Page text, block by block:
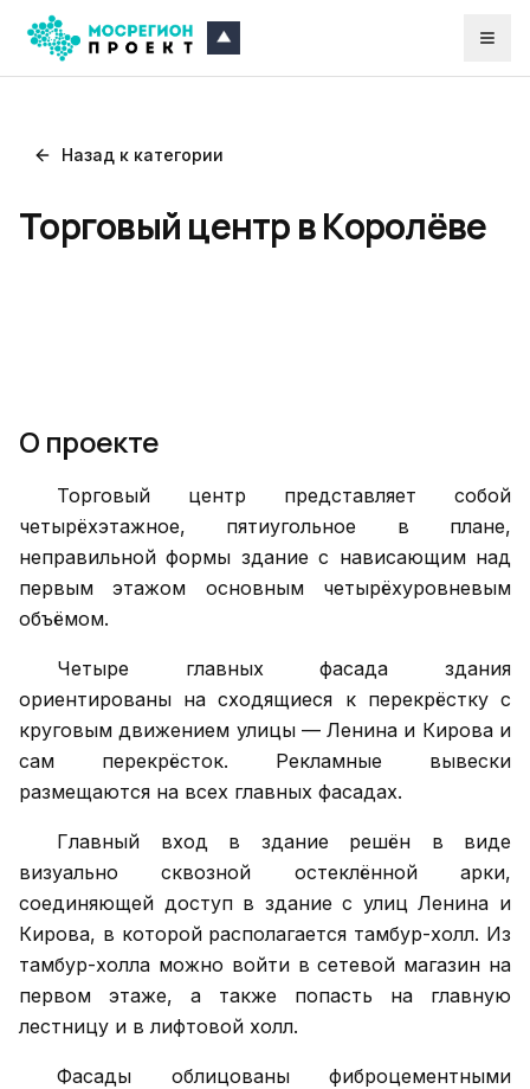
Назад к категории
Торговый центр в Королёве
О проекте
Торговый центр представляет собой
четырёхэтажное, пятиугольное в плане,
неправильной формы здание с нависающим над
первым этажом основным четырёхуровневым
объёмом.
Четыре главных фасада здания
ориентированы на сходящиеся к перекрёстку с
круговым движением улицы — Ленина и Кирова и
сам перекрёсток. Рекламные вывески
размещаются на всех главных фасадах.
Главный вход в здание решён в виде
визуально сквозной остеклённой арки,
соединяющей доступ в здание с улиц Ленина и
Кирова, в которой располагается тамбур-холл. Из
тамбур-холла можно войти в сетевой магазин на
первом этаже, а также попасть на главную
лестницу и в лифтовой холл.
Фасады облицованы фиброцементными